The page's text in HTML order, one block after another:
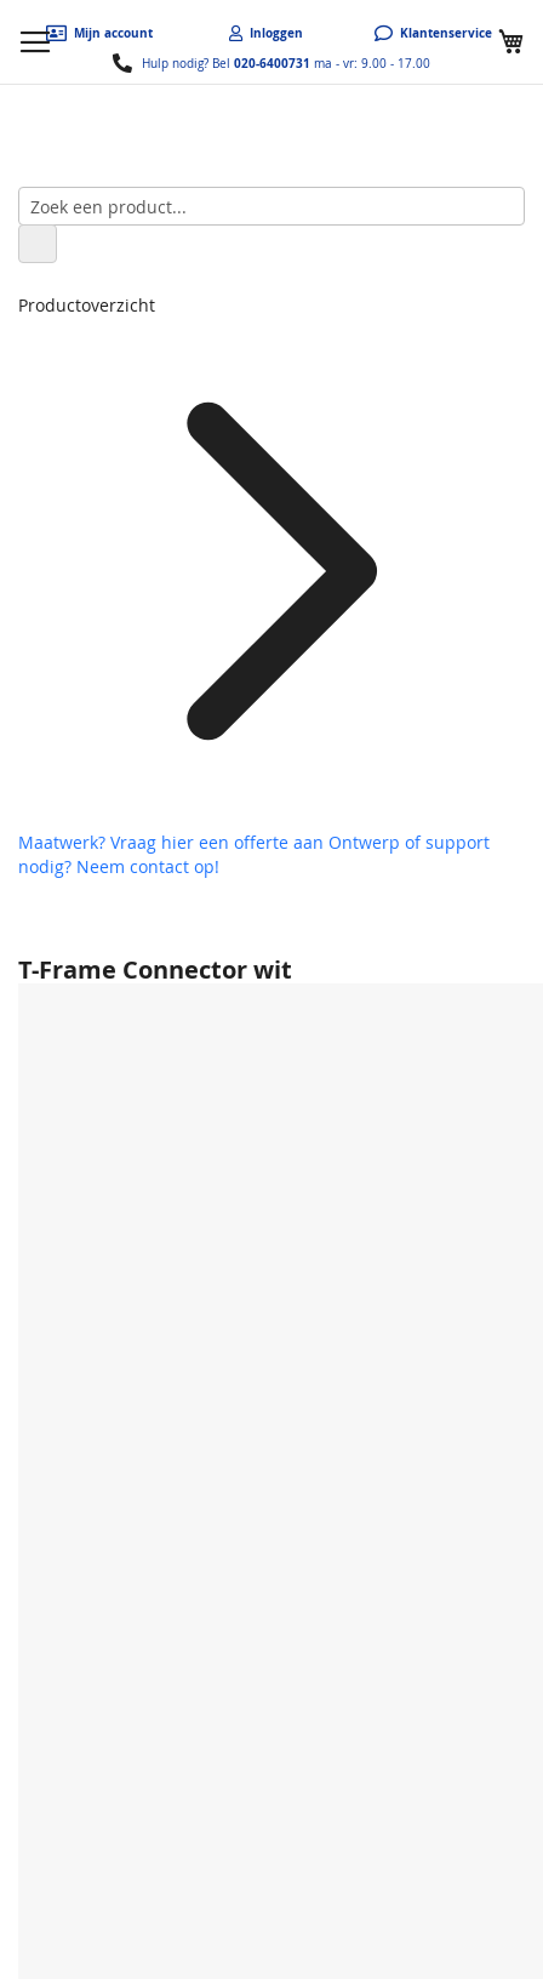
Mijn account Inloggen Klantenservice
Hulp nodig? Bel 020-6400731 ma - vr: 9.00 - 17.00
T-Frame Connector wit
Productoverzicht
Maatwerk? Vraag hier een offerte aan Ontwerp of support
nodig? Neem contact op!